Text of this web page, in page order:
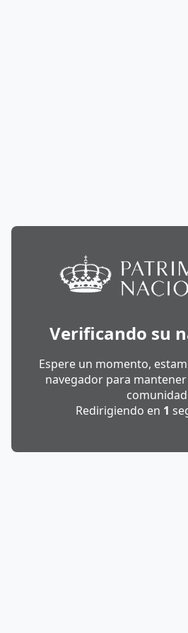
Verificando su
Espere un momento,
navegador para
Redirigiendo en 1